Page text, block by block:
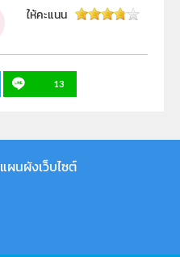
ให้คะแนน
13
แผนผังเว็บไซต์